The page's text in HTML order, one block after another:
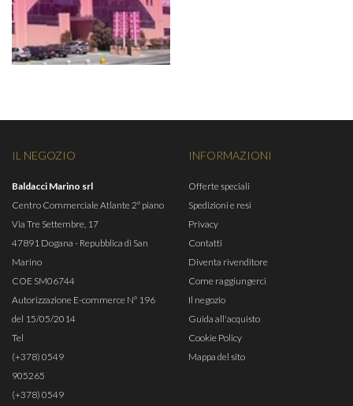
IL NEGOZIO
Baldacci Marino srl
Centro Commerciale Atlante 2° piano
Via Tre Settembre, 17
47891 Dogana - Repubblica di San
Marino
COE SM06744
Autorizzazione E-commerce N° 196
del 15/05/2014
Tel
(+378) 0549
905265
(+378) 0549
INFORMAZIONI
Offerte speciali
Spedizioni e resi
Privacy
Contatti
Diventa rivenditore
Come raggiungerci
Il negozio
Guida all'acquisto
Cookie Policy
Mappa del sito